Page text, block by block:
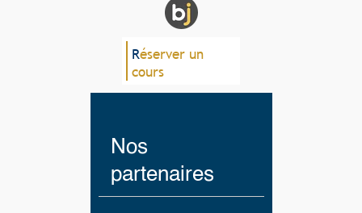
Réserver un
cours
Nos
partenaires